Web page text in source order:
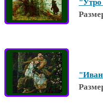
"Утро